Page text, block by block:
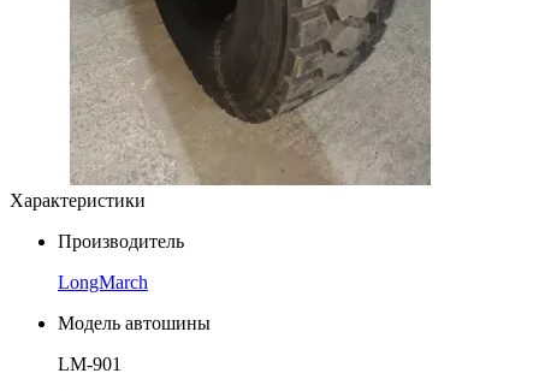
Характеристики
Производитель
LongMarch
Модель автошины
LM-901